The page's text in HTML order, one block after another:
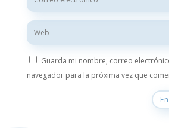
Guarda mi nombre, correo
navegador para la próxima vez que